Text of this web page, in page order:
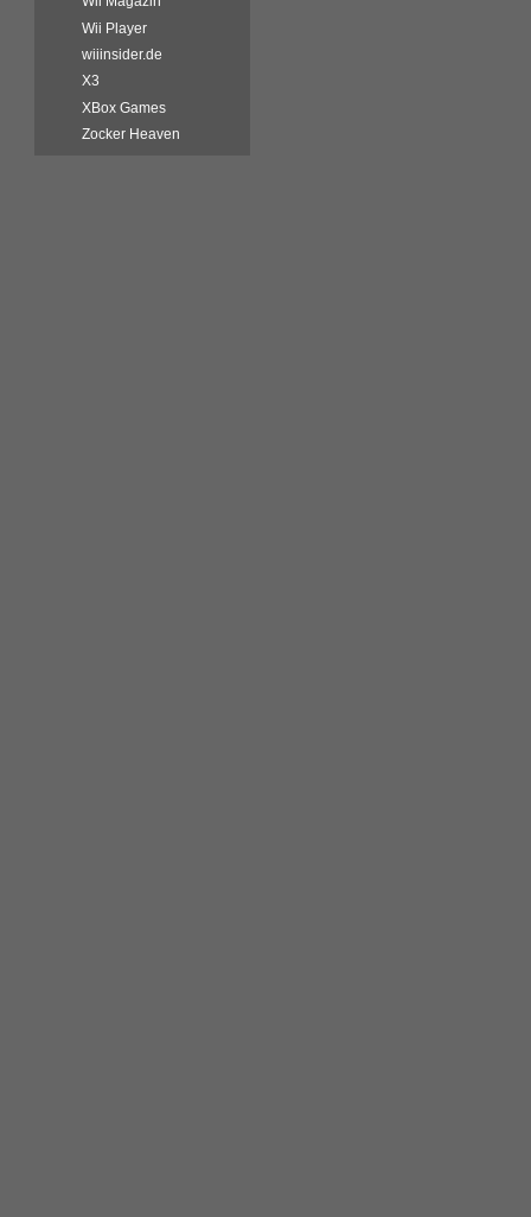
Wii Player
wiiinsider.de
X3
XBox Games
Zocker Heaven